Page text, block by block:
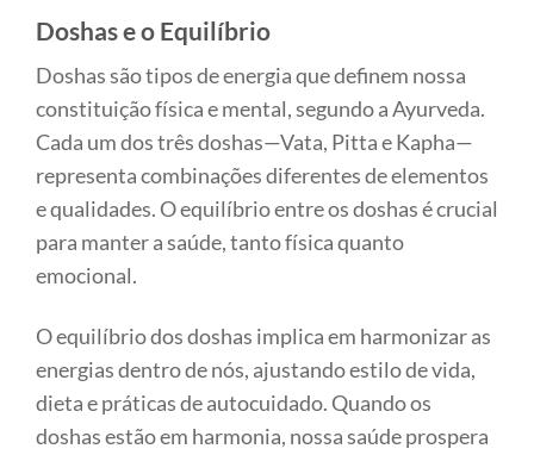
Doshas e o Equilíbrio
Doshas são tipos de energia que definem nossa
constituição física e mental, segundo a Ayurveda.
Cada um dos três doshas—Vata, Pitta e Kapha—
representa combinações diferentes de elementos
e qualidades. O equilíbrio entre os doshas é crucial
para manter a saúde, tanto física quanto
emocional.
O equilíbrio dos doshas implica em harmonizar as
energias dentro de nós, ajustando estilo de vida,
dieta e práticas de autocuidado. Quando os
doshas estão em harmonia, nossa saúde prospera